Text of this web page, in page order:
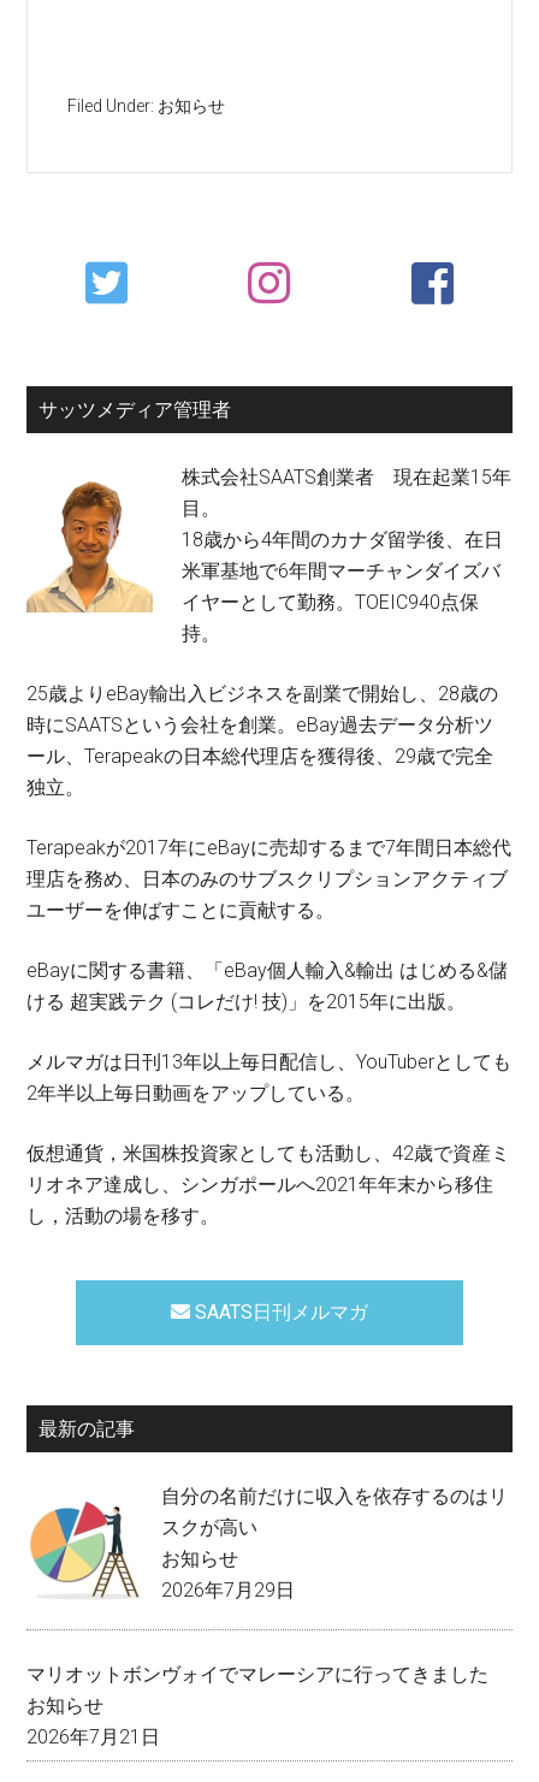
Filed Under: お知らせ
Primary
Sidebar
サッツメディア管理者
株式会社SAATS創業者 現在起業15年
目。
18歳から4年間のカナダ留学後、在日
米軍基地で6年間マーチャンダイズバ
イヤーとして勤務。TOEIC940点保
持。
25歳よりeBay輸出入ビジネスを副業で開始し、28歳の
時にSAATSという会社を創業。eBay過去データ分析ツ
ール、Terapeakの日本総代理店を獲得後、29歳で完全
独立。
Terapeakが2017年にeBayに売却するまで7年間日本総代
理店を務め、日本のみのサブスクリプションアクティブ
ユーザーを伸ばすことに貢献する。
eBayに関する書籍、「eBay個人輸入&輸出 はじめる&儲
ける 超実践テク (コレだけ! 技)」を2015年に出版。
メルマガは日刊13年以上毎日配信し、YouTuberとしても
2年半以上毎日動画をアップしている。
仮想通貨，米国株投資家としても活動し、42歳で資産ミ
リオネア達成し、シンガポールへ2021年年末から移住
し，活動の場を移す。
SAATS日刊メルマガ
最新の記事
自分の名前だけに収入を依存するのはリ
スクが高い
お知らせ
2026年7月29日
マリオットボンヴォイでマレーシアに行ってきました
お知らせ
2026年7月21日